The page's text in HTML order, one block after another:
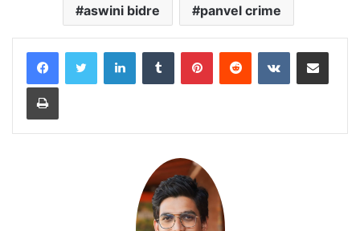
aswini bidre panvel crime
LinkedInTumblr PinterestReddit VKontakteShare via Email
Print